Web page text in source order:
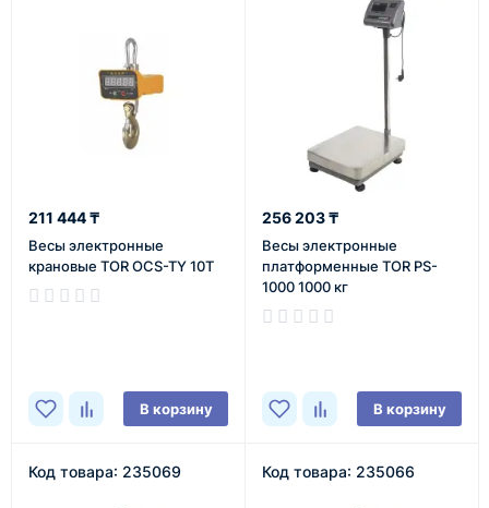
211 444 ₸
Весы электронные
крановые TOR OCS-TY 10T
В корзину
256 203 ₸
Весы электронные
платформенные TOR PS-
1000 1000 кг
В корзину
Код товара: 235069 Код товара: 235066